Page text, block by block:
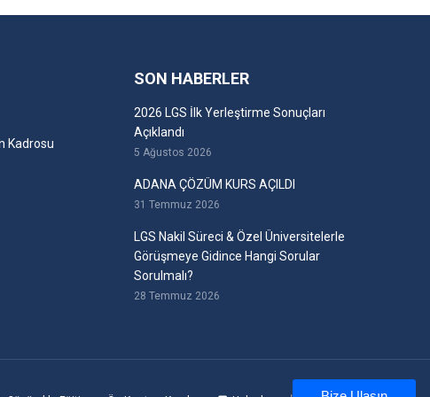
Kadrosu
SON HABERLER
2026 LGS İlk Yerleştirme Sonuçları
Açıklandı
5 Ağustos 2026
ADANA ÇÖZÜM KURS AÇILDI
31 Temmuz 2026
LGS Nakil Süreci & Özel Üniversitelerle
Görüşmeye Gidince Hangi Sorular
Sorulmalı?
28 Temmuz 2026